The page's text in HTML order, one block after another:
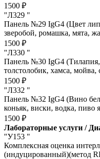
1500 ₽
"Л329 "
Панель №29 IgG4 (Цвет
зверобой, ромашка, мята,
1500 ₽
"Л330 "
Панель №30 IgG4 (Тилапия,
толстолобик, хамса, мойва,
1500 ₽
"Л332 "
Панель №32 IgG4 (Вино
коньяк, виски, водка,
1500 ₽
Лабораторные услуги /
"У153 "
Комплексная оценка
(индуцированный)(метод